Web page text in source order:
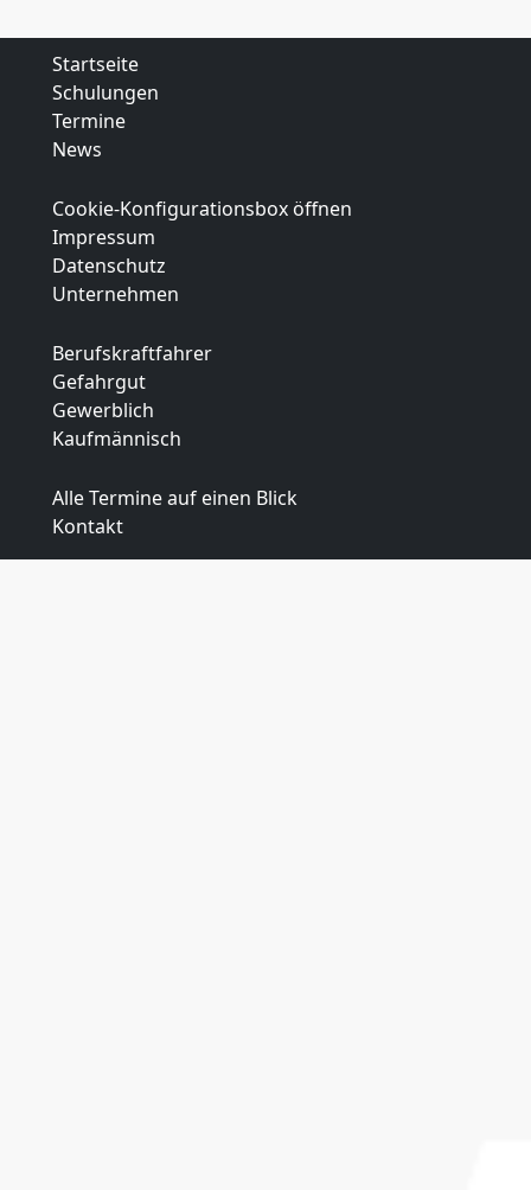
Startseite
Schulungen
Termine
News
Cookie-Konfigurationsbox öffnen
Impressum
Datenschutz
Unternehmen
Berufskraftfahrer
Gefahrgut
Gewerblich
Kaufmännisch
Alle Termine auf einen Blick
Kontakt